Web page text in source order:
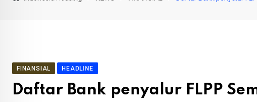
FINANSIAL HEADLINE
Daftar Bank penyalur FLPP